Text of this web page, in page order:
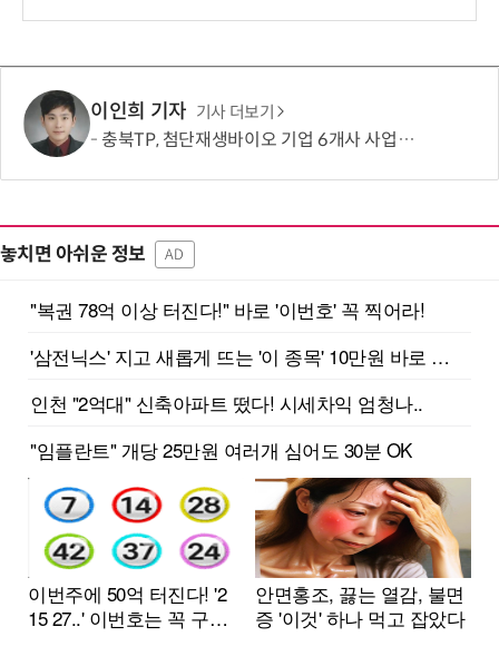
이인희 기자 기사 더보기
충북TP, 첨단재생바이오 기업 6개사 사업화 본격 지원
놓치면 아쉬운 정보 AD